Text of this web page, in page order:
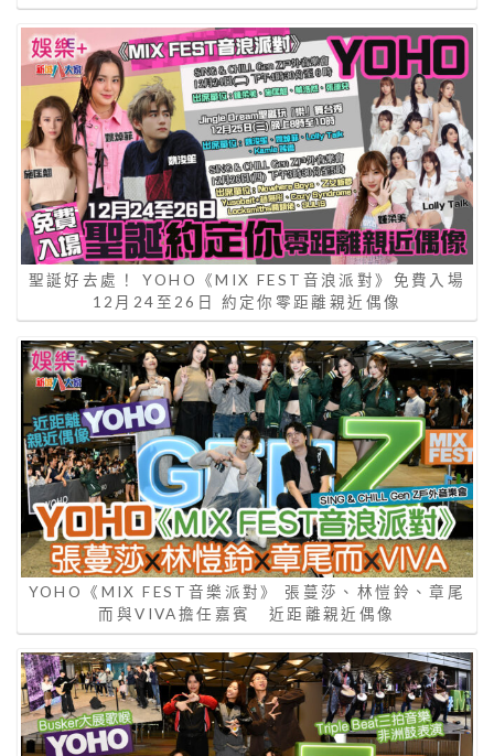
聖誕好去處！ YOHO《MIX FEST音浪派對》免費入場
12月24至26日 約定你零距離親近偶像
YOHO《MIX FEST音樂派對》 張蔓莎、林愷鈴、章尾
而與VIVA擔任嘉賓 近距離親近偶像